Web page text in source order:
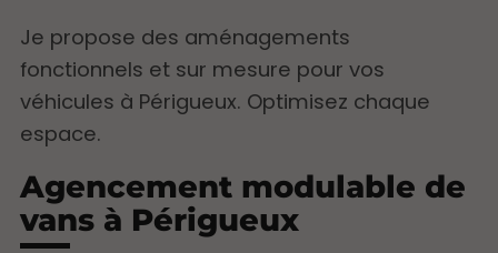
Je propose des aménagements
fonctionnels et sur mesure pour vos
véhicules à Périgueux. Optimisez chaque
espace.
Agencement modulable de
vans à Périgueux